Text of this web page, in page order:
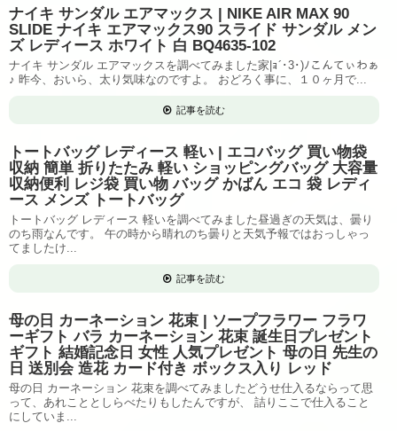
ナイキ サンダル エアマックス | NIKE AIR MAX 90
SLIDE ナイキ エアマックス90 スライド サンダル メン
ズ レディース ホワイト 白 BQ4635-102
ナイキ サンダル エアマックスを調べてみました家|ｮ´･3･)ﾉこんてぃわぁ
♪ 昨今、おいら、太り気味なのですよ。 おどろく事に、１０ヶ月で...
記事を読む
トートバッグ レディース 軽い | エコバッグ 買い物袋
収納 簡単 折りたたみ 軽い ショッピングバッグ 大容量
収納便利 レジ袋 買い物 バッグ かばん エコ 袋 レディ
ース メンズ トートバッグ
トートバッグ レディース 軽いを調べてみました昼過ぎの天気は、曇り
のち雨なんです。 午の時から晴れのち曇りと天気予報ではおっしゃっ
てましたけ...
記事を読む
母の日 カーネーション 花束 | ソープフラワー フラワ
ーギフト バラ カーネーション 花束 誕生日プレゼント
ギフト 結婚記念日 女性 人気プレゼント 母の日 先生の
日 送別会 造花 カード付き ボックス入り レッド
母の日 カーネーション 花束を調べてみましたどうせ仕入るならって思
って、あれこととしらべたりもしたんですが、 詰りここで仕入ること
にしていま...